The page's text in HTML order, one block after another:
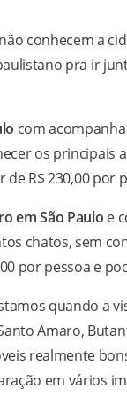
conhecem a
pra ir
com
os principais
R$ 230,00 por
em São Paulo e
chatos, sem
por pessoa e
quando a
Amaro,
realmente
em vários